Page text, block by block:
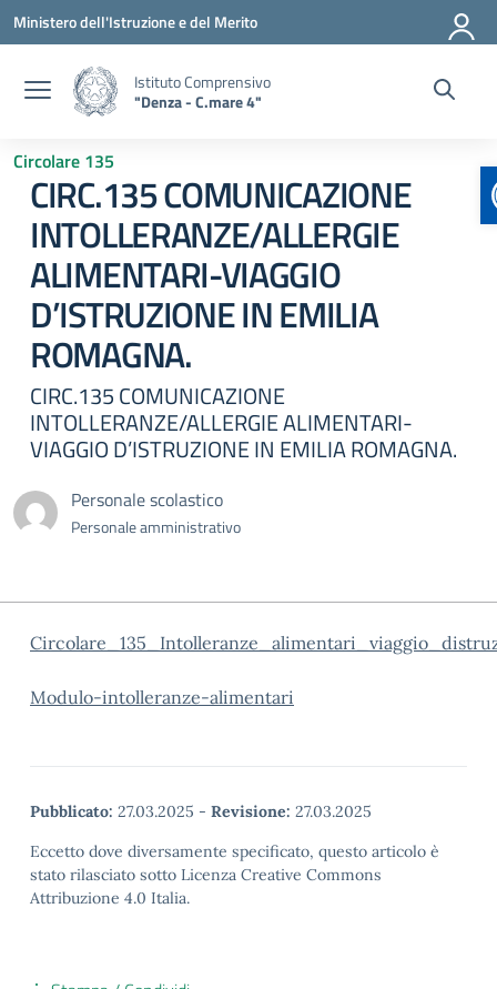
Vai ai contenuti
Vai al menu di navigazione
Vai al footer
Ministero dell'Istruzione e del Merito
Istituto Comprensivo
"Denza - C.mare 4"
Circolare 135
CIRC.135 COMUNICAZIONE
INTOLLERANZE/ALLERGIE
ALIMENTARI-VIAGGIO
D’ISTRUZIONE IN EMILIA
ROMAGNA.
CIRC.135 COMUNICAZIONE
INTOLLERANZE/ALLERGIE ALIMENTARI-
VIAGGIO D’ISTRUZIONE IN EMILIA ROMAGNA.
Personale scolastico
Personale amministrativo
Modulo-intolleranze-alimentari
Pubblicato: 27.03.2025 - Revisione: 27.03.2025
Eccetto dove diversamente specificato, questo articolo è
stato rilasciato sotto Licenza Creative Commons
Attribuzione 4.0 Italia.